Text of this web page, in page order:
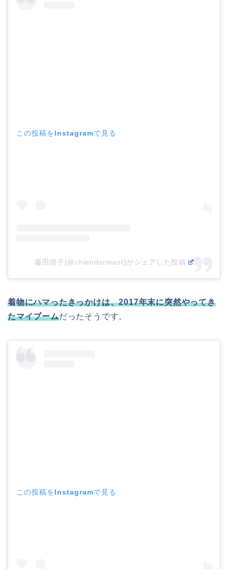
この投稿をInstagramで見る
藤田朋子(@chiendormant)がシェアした投稿
着物にハマったきっかけは、2017年末に突然やってき
たマイブームだったそうです。
この投稿をInstagramで見る